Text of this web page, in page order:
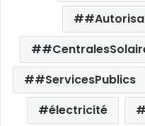
#ServicesPublics
électricité